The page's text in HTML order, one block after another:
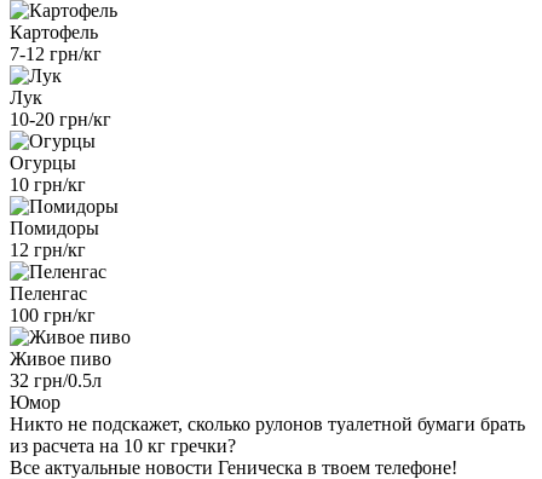
Картофель
7-12 грн/кг
Лук
10-20 грн/кг
Огурцы
10 грн/кг
Помидоры
12 грн/кг
Пеленгас
100 грн/кг
Живое пиво
32 грн/0.5л
Юмор
Никто не подскажет, сколько рулонов туалетной бумаги брать
из расчета на 10 кг гречки?
Все актуальные новости Геническа в твоем телефоне!